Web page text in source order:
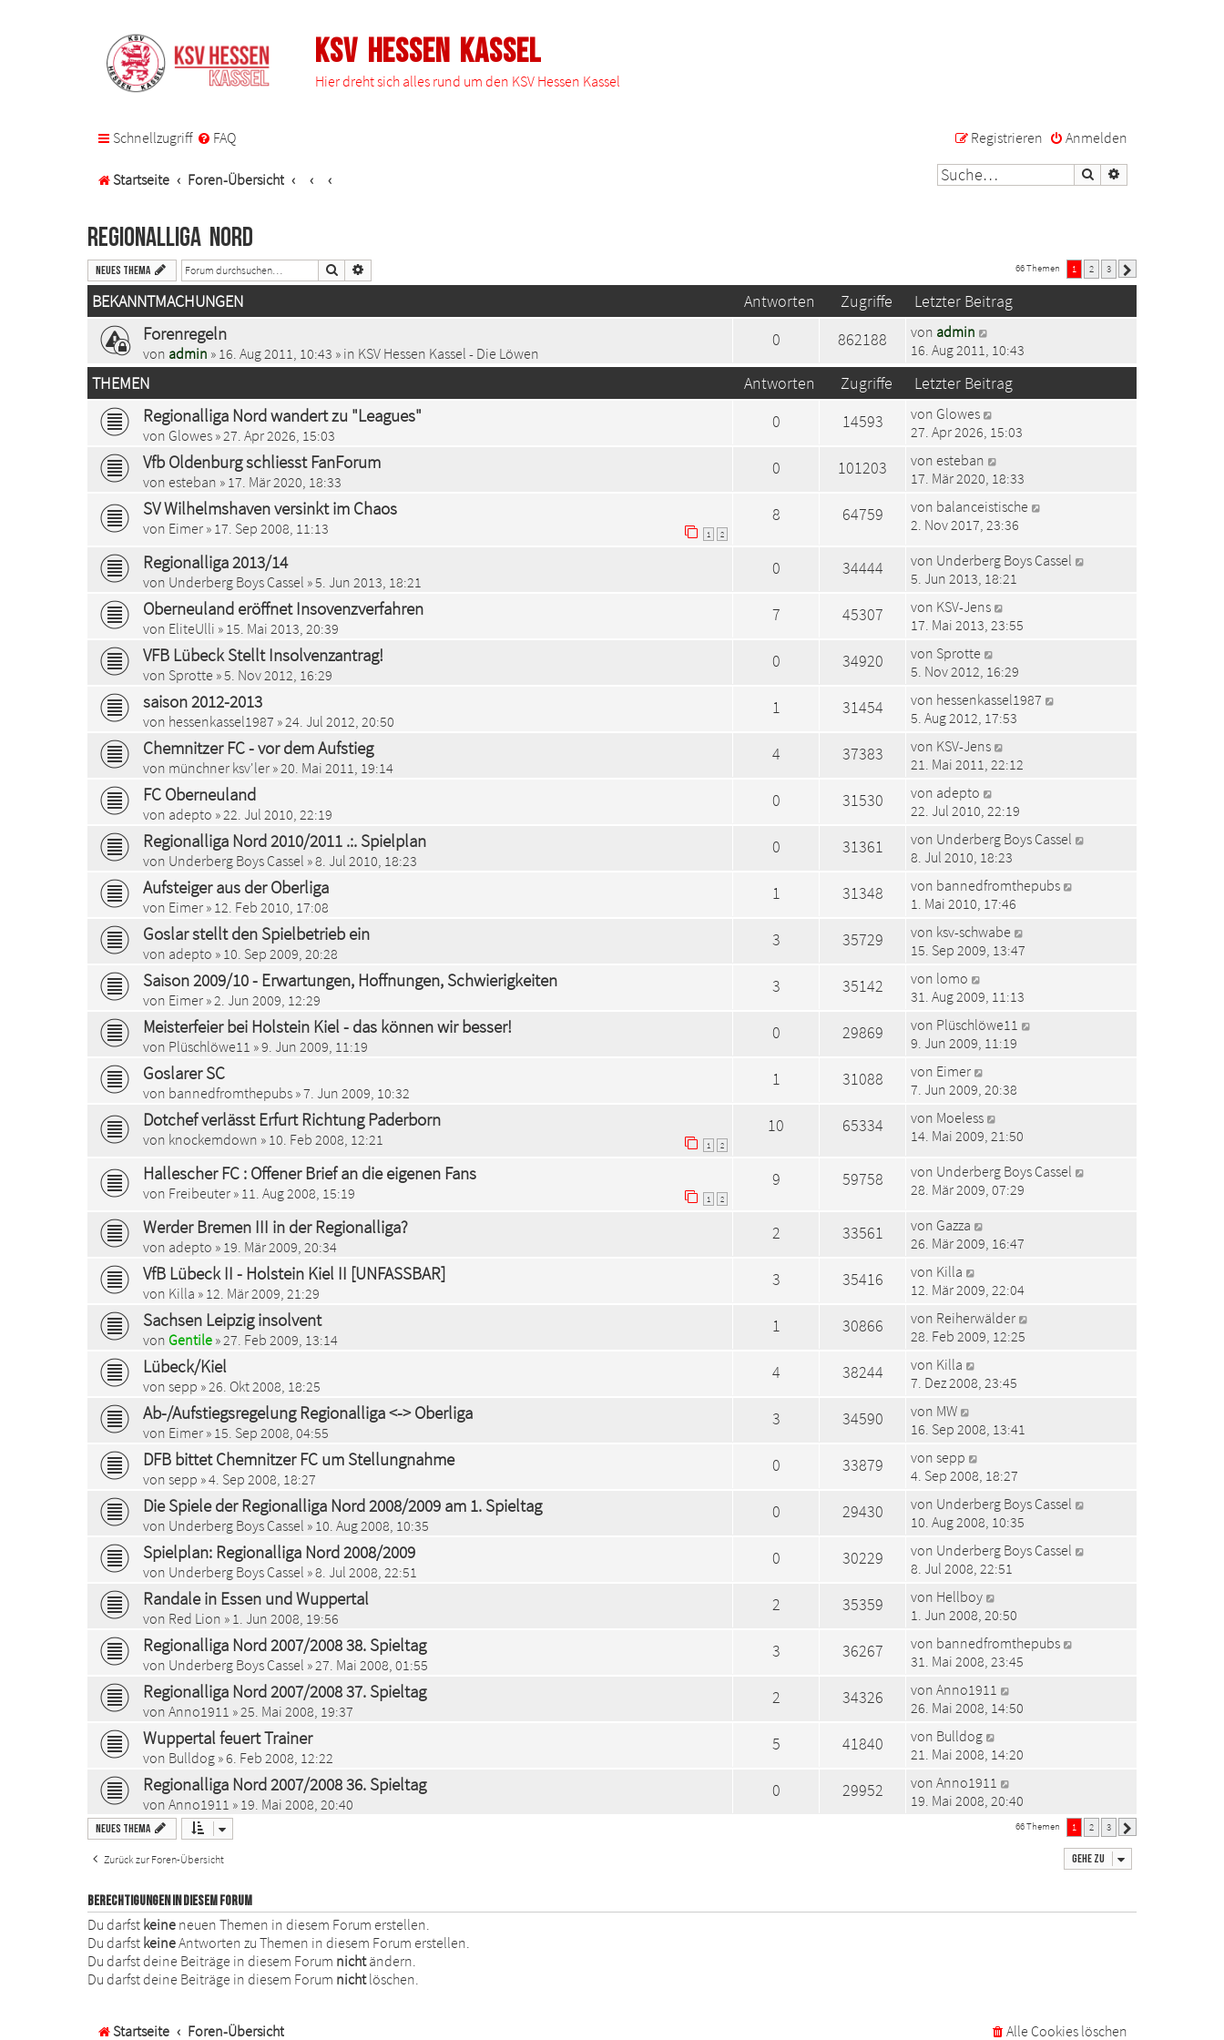
KSV Hessen Kassel
Hier dreht sich alles rund um den KSV Hessen Kassel
Schnellzugriff FAQ Anmelden
Registrieren
Startseite Foren-Übersicht Suche
Regionalliga Nord
Neues Thema Suche 66 Themen 1 2 3
BEKANNTMACHUNGEN Antworten Zugriffe Letzter Beitrag
Forenregeln
von admin » 16. Aug 2011, 10:43 » in KSV Hessen Kassel - Die Löwen
0 862188 von admin
16. Aug 2011, 10:43
THEMEN Antworten Zugriffe Letzter Beitrag
Regionalliga Nord wandert zu "Leagues"
von Glowes » 27. Apr 2026, 15:03
0 14593 von Glowes
27. Apr 2026, 15:03
Vfb Oldenburg schliesst FanForum
von esteban » 17. Mär 2020, 18:33
0 101203 von esteban
17. Mär 2020, 18:33
SV Wilhelmshaven versinkt im Chaos
von Eimer » 17. Sep 2008, 11:13 1 2
8 64759 von balanceistische
2. Nov 2017, 23:36
Regionalliga 2013/14
von Underberg Boys Cassel » 5. Jun 2013, 18:21
0 34444 von Underberg Boys Cassel
5. Jun 2013, 18:21
Oberneuland eröffnet Insovenzverfahren
von EliteUlli » 15. Mai 2013, 20:39
7 45307 von KSV-Jens
17. Mai 2013, 23:55
VFB Lübeck Stellt Insolvenzantrag!
von Sprotte » 5. Nov 2012, 16:29
0 34920 von Sprotte
5. Nov 2012, 16:29
saison 2012-2013
von hessenkassel1987 » 24. Jul 2012, 20:50
1 31454 von hessenkassel1987
5. Aug 2012, 17:53
Chemnitzer FC - vor dem Aufstieg
von münchner ksv'ler » 20. Mai 2011, 19:14
4 37383 von KSV-Jens
21. Mai 2011, 22:12
FC Oberneuland
von adepto » 22. Jul 2010, 22:19
0 31530 von adepto
22. Jul 2010, 22:19
Regionalliga Nord 2010/2011 .:. Spielplan
von Underberg Boys Cassel » 8. Jul 2010, 18:23
0 31361 von Underberg Boys Cassel
8. Jul 2010, 18:23
Aufsteiger aus der Oberliga
von Eimer » 12. Feb 2010, 17:08
1 31348 von bannedfromthepubs
1. Mai 2010, 17:46
Goslar stellt den Spielbetrieb ein
von adepto » 10. Sep 2009, 20:28
3 35729 von ksv-schwabe
15. Sep 2009, 13:47
Saison 2009/10 - Erwartungen, Hoffnungen, Schwierigkeiten
von Eimer » 2. Jun 2009, 12:29
3 35142 von lomo
31. Aug 2009, 11:13
Meisterfeier bei Holstein Kiel - das können wir besser!
von Plüschlöwe11 » 9. Jun 2009, 11:19
0 29869 von Plüschlöwe11
9. Jun 2009, 11:19
Goslarer SC
von bannedfromthepubs » 7. Jun 2009, 10:32
1 31088 von Eimer
7. Jun 2009, 20:38
Dotchef verlässt Erfurt Richtung Paderborn
von knockemdown » 10. Feb 2008, 12:21 1 2
10 65334 von Moeless
14. Mai 2009, 21:50
Hallescher FC : Offener Brief an die eigenen Fans
von Freibeuter » 11. Aug 2008, 15:19 1 2
9 59758 von Underberg Boys Cassel
28. Mär 2009, 07:29
Werder Bremen III in der Regionalliga?
von adepto » 19. Mär 2009, 20:34
2 33561 von Gazza
26. Mär 2009, 16:47
VfB Lübeck II - Holstein Kiel II [UNFASSBAR]
von Killa » 12. Mär 2009, 21:29
3 35416 von Killa
12. Mär 2009, 22:04
Sachsen Leipzig insolvent
von Gentile » 27. Feb 2009, 13:14
1 30866 von Reiherwälder
28. Feb 2009, 12:25
Lübeck/Kiel
von sepp » 26. Okt 2008, 18:25
4 38244 von Killa
7. Dez 2008, 23:45
Ab-/Aufstiegsregelung Regionalliga <-> Oberliga
von Eimer » 15. Sep 2008, 04:55
3 34590 von MW
16. Sep 2008, 13:41
DFB bittet Chemnitzer FC um Stellungnahme
von sepp » 4. Sep 2008, 18:27
0 33879 von sepp
4. Sep 2008, 18:27
Die Spiele der Regionalliga Nord 2008/2009 am 1. Spieltag
von Underberg Boys Cassel » 10. Aug 2008, 10:35
0 29430 von Underberg Boys Cassel
10. Aug 2008, 10:35
Spielplan: Regionalliga Nord 2008/2009
von Underberg Boys Cassel » 8. Jul 2008, 22:51
0 30229 von Underberg Boys Cassel
8. Jul 2008, 22:51
Randale in Essen und Wuppertal
von Red Lion » 1. Jun 2008, 19:56
2 35359 von Hellboy
1. Jun 2008, 20:50
Regionalliga Nord 2007/2008 38. Spieltag
von Underberg Boys Cassel » 27. Mai 2008, 01:55
3 36267 von bannedfromthepubs
31. Mai 2008, 23:45
Regionalliga Nord 2007/2008 37. Spieltag
von Anno1911 » 25. Mai 2008, 19:37
2 34326 von Anno1911
26. Mai 2008, 14:50
Wuppertal feuert Trainer
von Bulldog » 6. Feb 2008, 12:22
5 41840 von Bulldog
21. Mai 2008, 14:20
Regionalliga Nord 2007/2008 36. Spieltag
von Anno1911 » 19. Mai 2008, 20:40
0 29952 von Anno1911
19. Mai 2008, 20:40
Neues Thema 66 Themen 1 2 3
Zurück zur Foren-Übersicht Gehe zu
BERECHTIGUNGEN IN DIESEM FORUM
Du darfst keine neuen Themen in diesem Forum erstellen.
Du darfst keineAntworten zu Themen in diesem Forum erstellen.
Du darfst deine Beiträge in diesem Forum nichtändern.
Du darfst deine Beiträge in diesem Forum nichtlöschen.
Startseite Foren-Übersicht Alle Cookies löschen